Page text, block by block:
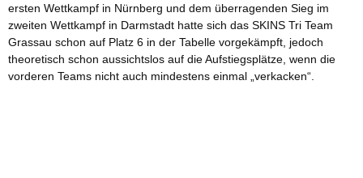
ersten Wettkampf in Nürnberg und dem überragenden Sieg im
zweiten Wettkampf in Darmstadt hatte sich das SKINS Tri Team
Grassau schon auf Platz 6 in der Tabelle vorgekämpft, jedoch
theoretisch schon aussichtslos auf die Aufstiegsplätze, wenn die
vorderen Teams nicht auch mindestens einmal „verkacken“.